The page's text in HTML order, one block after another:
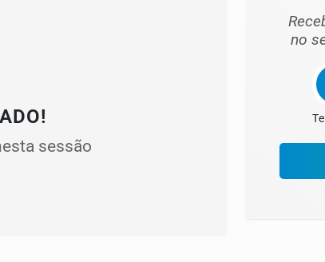
sessão
no